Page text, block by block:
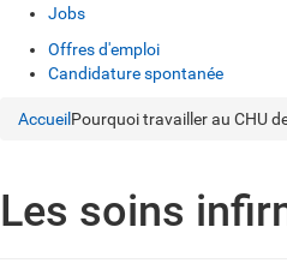
Jobs
Offres d'emploi
Candidature spontanée
Accueil Pourquoi travailler au CHU
Les soins